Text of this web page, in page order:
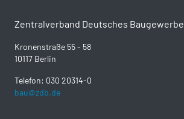
Zentralverband Deutsches Baugewerbe
Kronenstraße 55 - 58
10117 Berlin
Telefon: 030 20314-0
bau@zdb.de